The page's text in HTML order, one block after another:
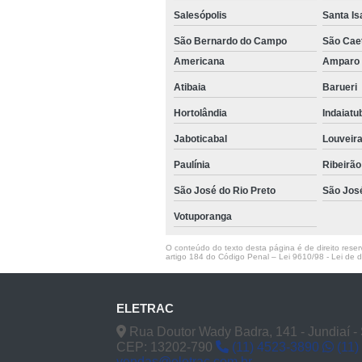
Salesópolis Santa
São Bernardo do Campo São
Americana
Amparo
Atibaia Barueri
Hortolândia
Jaboticabal Louveira
Paulínia
São José do Rio Preto São
Votuporanga
O conteúdo do texto desta página é de direito
artigo 184 do Código Penal – Lei 9610/98 - Lei de
ELETRAC
Rua Doutor Wady Badra, 141 - Jundiaí -
CEP: 13202-790
(11) 4523-3890
(11)